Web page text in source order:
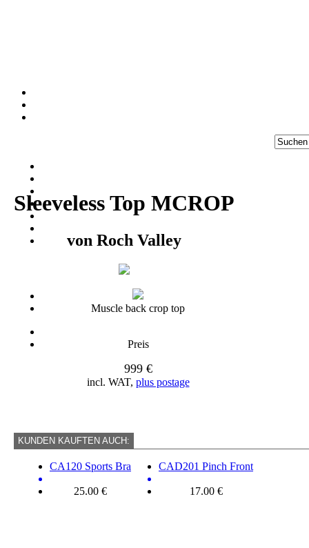
Sleeveless Top MCROP
von Roch Valley
Muscle back crop top
Preis
999 €
incl. WAT, plus postage
KUNDEN KAUFTEN AUCH:
CA120 Sports Bra
25.00 €
CAD201 Pinch Front
17.00 €